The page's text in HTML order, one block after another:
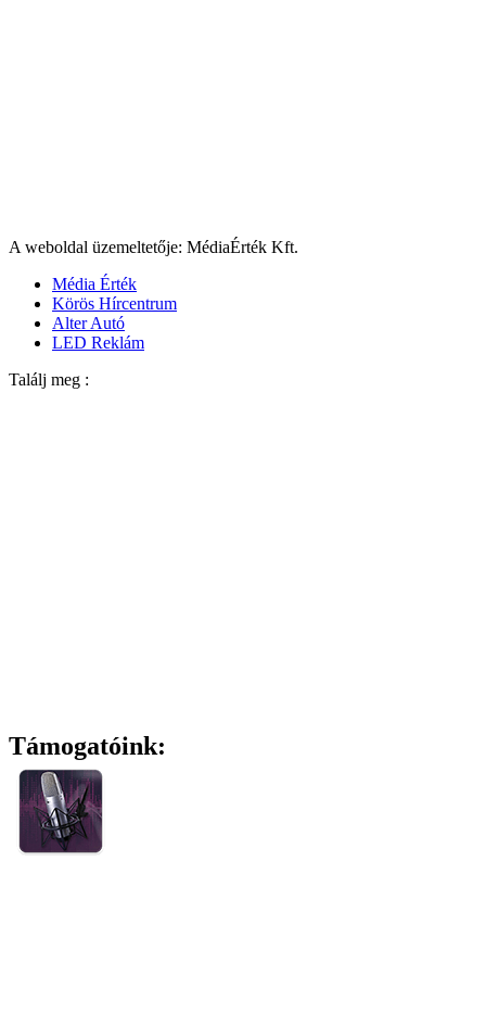
A weboldal üzemeltetője: MédiaÉrték Kft.
Média Érték
Körös Hírcentrum
Alter Autó
LED Reklám
Találj meg :
Támogatóink: